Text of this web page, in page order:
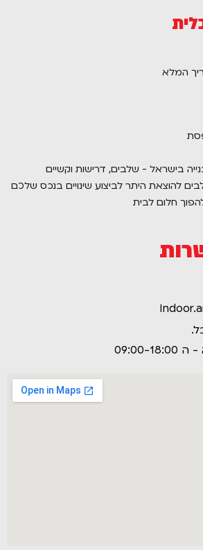
המלא
בישראל - שלבים, דרישות וקשיים
להוצאת היתר לביצוע שינויים בנכס שלכם
חלום לבית
18:00